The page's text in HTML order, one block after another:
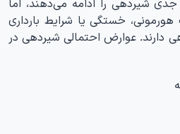
هورمونی، خستگی یا شرایط بارداری
دارند. عوارض احتمالی شیردهی در